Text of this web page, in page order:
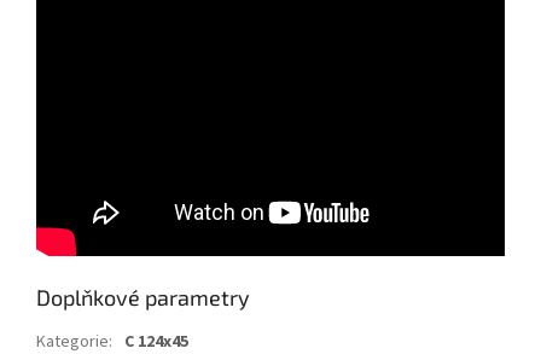
Doplňkové parametry
Kategorie: C 124x45